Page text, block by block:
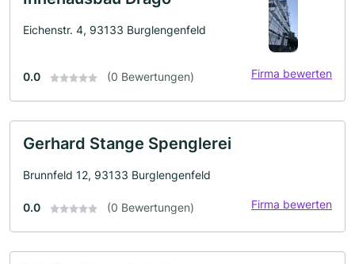
Eichenstr. 4, 93133 Burglengenfeld
0.0 (0 Bewertungen) Firma bewerten
Gerhard Stange Spenglerei
Brunnfeld 12, 93133 Burglengenfeld
0.0 (0 Bewertungen) Firma bewerten